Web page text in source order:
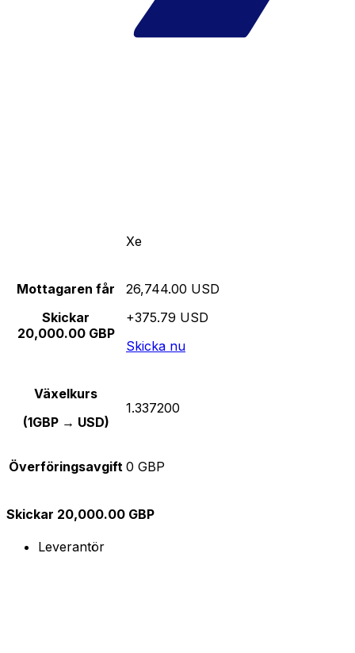
Xe
Mottagaren får
Skickar
20,000.00 GBP
26,744.00 USD
+375.79 USD
Skicka nu
Växelkurs
(1GBP → USD)
1.337200
Överföringsavgift 0 GBP
Skickar 20,000.00 GBP
Leverantör